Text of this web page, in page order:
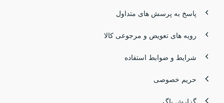
پاسخ به پرسش های متداول
رویه های تعویض و مرجوعی کالا
شرایط و ضوابط استفاده
حریم خصوصی
گزارش باگ